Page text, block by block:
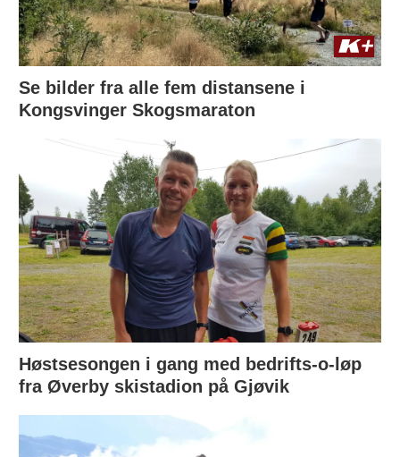
Se bilder fra alle fem distansene i
Kongsvinger Skogsmaraton
Høstsesongen i gang med bedrifts-o-løp
fra Øverby skistadion på Gjøvik